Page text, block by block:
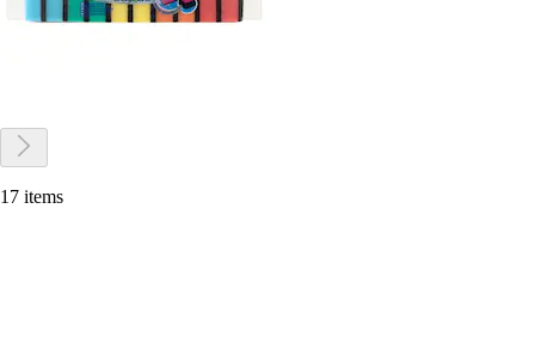
17 items